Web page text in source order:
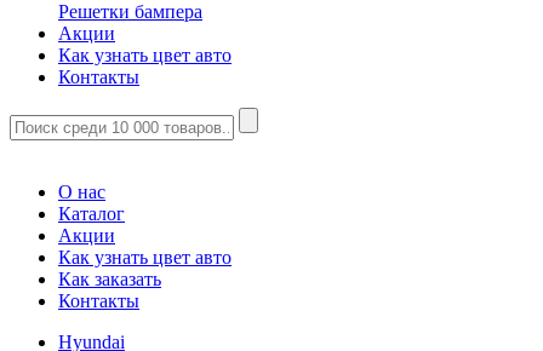
Решетки бампера
Акции
Как узнать цвет авто
Контакты
О нас
Каталог
Акции
Как узнать цвет авто
Как заказать
Контакты
Hyundai